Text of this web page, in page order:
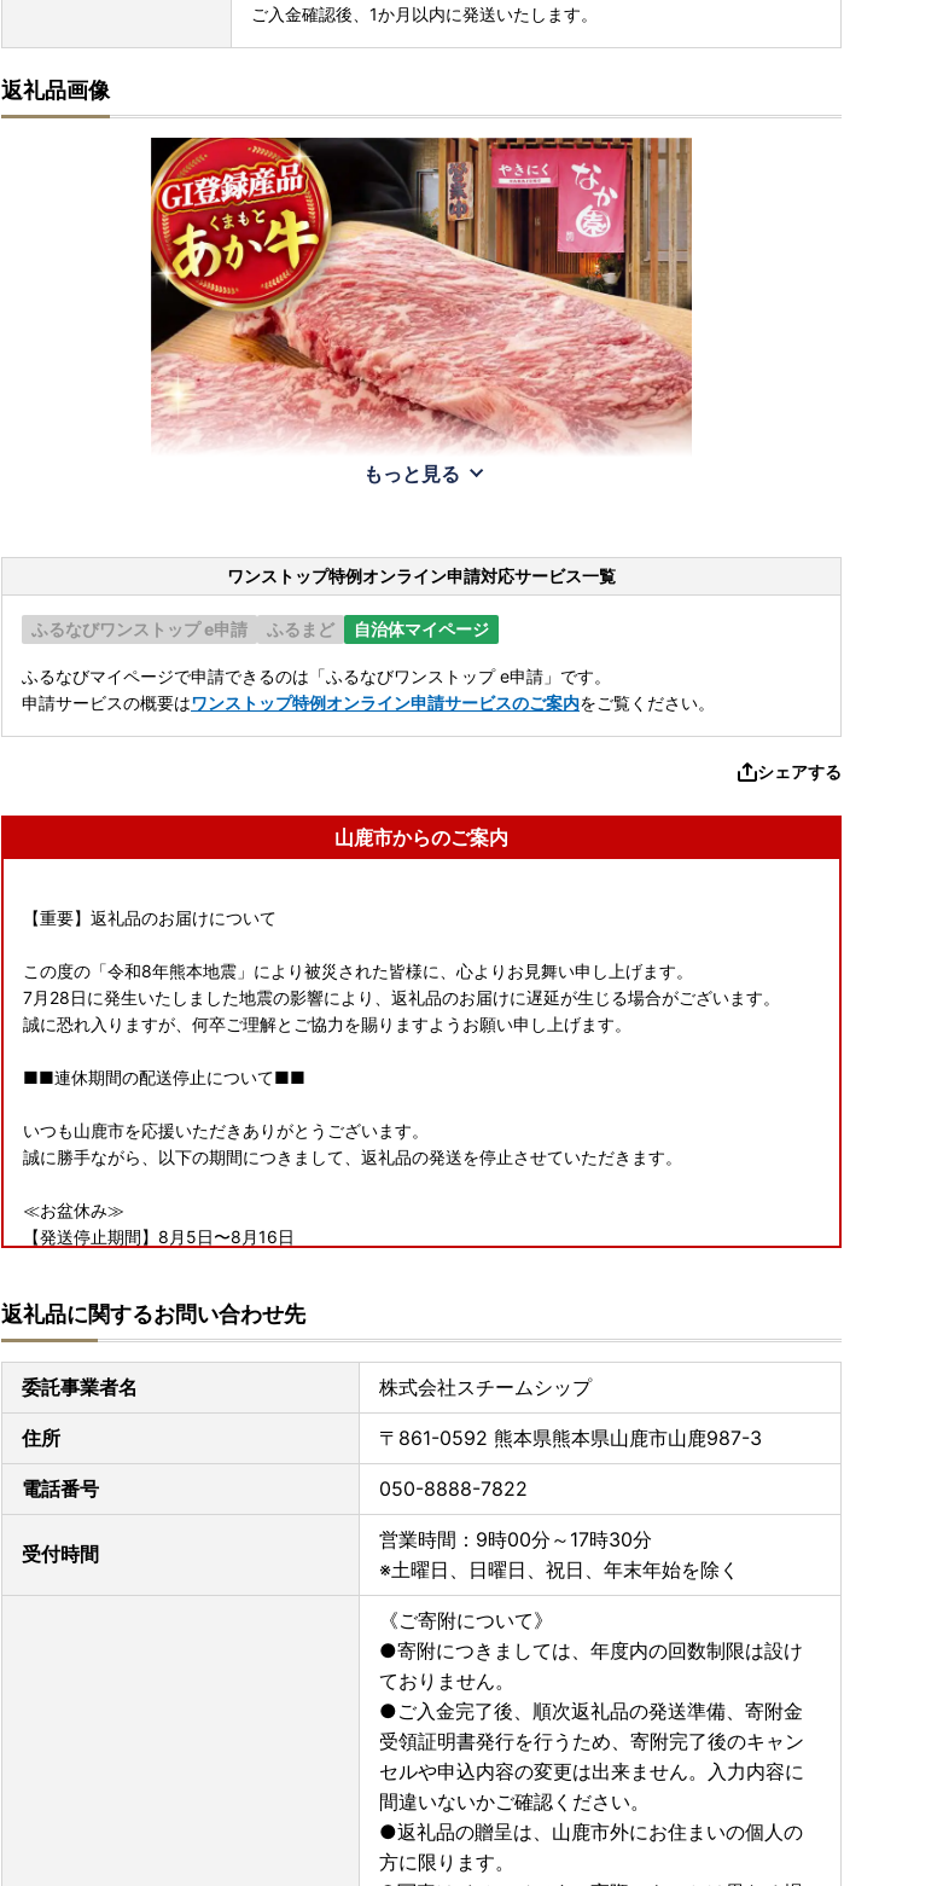
ご入金確認後、1か月以内に発送いたします。
返礼品画像
もっと見る
ワンストップ特例オンライン申請対応サービス一覧
ふるなびワンストップ e申請 ふるまど 自治体マイページ
ふるなびマイページで申請できるのは「ふるなびワンストップ e申請」です。
申請サービスの概要はワンストップ特例オンライン申請サービスのご案内をご覧ください。
シェアする
山鹿市からのご案内
【重要】返礼品のお届けについて
この度の「令和8年熊本地震」により被災された皆様に、心よりお見舞い申し上げます。
7月28日に発生いたしました地震の影響により、返礼品のお届けに遅延が生じる場合がございます。
誠に恐れ入りますが、何卒ご理解とご協力を賜りますようお願い申し上げます。
■■連休期間の配送停止について■■
いつも山鹿市を応援いただきありがとうございます。
誠に勝手ながら、以下の期間につきまして、返礼品の発送を停止させていただきます。
≪お盆休み≫
【発送停止期間】8月5日〜8月16日
≪シルバーウィーク≫
【発送停止期間】9月14日〜9月27日
※日時指定・定期便・季節ものは除く
ご迷惑をおかけいたしますが、何卒ご理解のほどお願い申し上げます。
ーーーーーーーーーーーーーーーーーーーーーーーーーーーーーーーーーーーーーーーー
【ふるさと納税の対象となる地方団体の指定について】
山鹿市は令和7年9月26日付総務大臣通知「ふるさと納税の対象となる地方団体の指定について（通
知）」にて、地方税法（昭和25年法律第226号）第37条の2第2項及び第314条の7第2項の規定に基づ
き、ふるさと納税の対象となる地方団体として指定されました。
指定対象期間は、令和7年10月1日から令和8年9月30日までです。
ーーーーーーーーーーーーーーーーーーーーーーーーーーーーーーーーーーーーーーーー
お寄せいただいた個人情報は、寄附金の受付、入金及び返礼品発送に係る確認・連絡、各種お問い合わ
せ、寄附の使い道のお知らせの広報等に利用するものであり、それ以外の目的で使用するものではありま
せん。返礼品発送に関して、必要最低限の範囲において返礼品取扱い事業者に通知します。
ーーーーーーーーーーーーーーーーーーーーーーーーーーーーーーーーーーーーーーーー
※重要※【『ヤマト運輸・転送対応の有料化』についてのおしらせ】
令和5年6月1日発送分より転送サービスが有料となります
ーーーーーーーーーーーーーーーーーーーーーーーーーーーーーーーーーーーーーーーー
返礼品に関するお問い合わせ先
委託事業者名 株式会社スチームシップ
住所 〒861-0592 熊本県熊本県山鹿市山鹿987-3
電話番号 050-8888-7822
受付時間
営業時間：9時00分～17時30分
※土曜日、日曜日、祝日、年末年始を除く
《ご寄附について》
●寄附につきましては、年度内の回数制限は設け
ておりません。
●ご入金完了後、順次返礼品の発送準備、寄附金
受領証明書発行を行うため、寄附完了後のキャン
セルや申込内容の変更は出来ません。入力内容に
間違いないかご確認ください。
●返礼品の贈呈は、山鹿市外にお住まいの個人の
方に限ります。